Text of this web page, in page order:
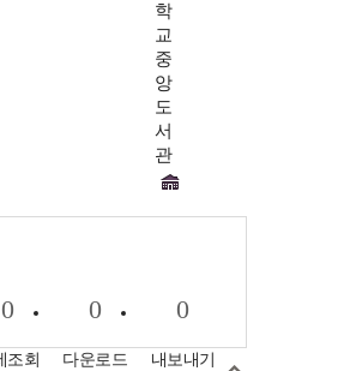
학
교
중
앙
도
서
관
0
조회
0
다운로드
0
내보내기